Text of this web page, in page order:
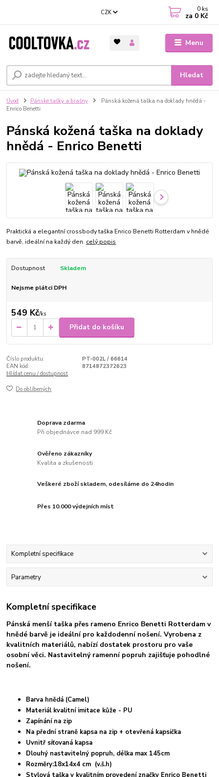
Menu
CZK
Hledat
0 ks
za 0 Kč
Úvod Pánské tašky a brašny
Pánská kožená taška na doklady hnědá -
Enrico Benetti
Pánská kožená taška na doklady
hnědá - Enrico Benetti
Praktická a elegantní crossbody taška Enrico Benetti Rotterdam v hnědé
barvě, ideální na každý den. celý popis
Dostupnost Skladem
Nejsme plátci DPH
549 Kč/ks
Přidat do košíku
Číslo produktu:
PT-002L / 66614
EAN kód:
8714872372623
Hlídat cenu / dostupnost
Do oblíbených
Doprava zdarma
Při objednávce nad 999 Kč
Ověřeno zákazníky
Kvalita a zkušenosti
Veškeré zboží skladem, odesíláme do 24hodin
Přes 10.000 výdejních míst
Kompletní specifikace
Parametry
Kompletní specifikace
Pánská menší taška přes rameno Enrico Benetti Rotterdam v
hnědé barvě je ideální pro každodenní nošení. Vyrobena z
kvalitních materiálů, nabízí dostatek prostoru pro vaše
osobní věci. Nastavitelný ramenní popruh zajišťuje pohodlné
nošení.
Barva hnědá (Camel)
Materiál kvalitní imitace kůže - PU
Zapínání na zip
Na přední straně kapsa na zip + otevřená kapsička
Uvnitř síťovaná kapsa
Dlouhý nastavitelný popruh, délka max 145cm
Rozměry:18x14x4 cm (v.š.h)
Stylová taška v kvalitním provedení značky Enrico Benetti